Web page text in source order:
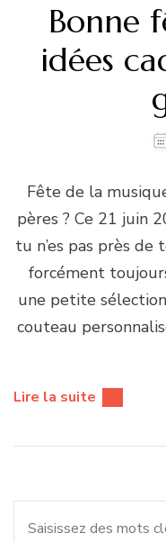
Bonne
idées
Fête de la
pères ? Ce 21 juin
tu n’es pas près
forcément
une petite
couteau
Lire la suite